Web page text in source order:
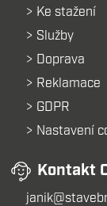
Ke stažení
Služby
Doprava
Reklamace
GDPR
Nastavení
Kontakt